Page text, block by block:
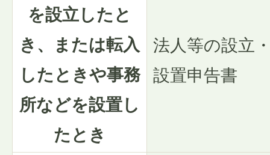
を設立したと
き、または転入
したときや事務
所などを設置し
たとき
法人等の設立
設置申告書